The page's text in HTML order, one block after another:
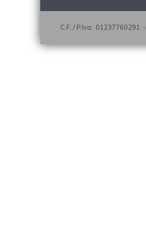
C.F. / P.Iva: 01237760291 -